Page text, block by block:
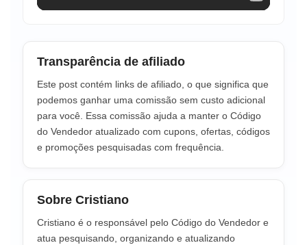
Transparência de afiliado
Este post contém links de afiliado, o que significa que
podemos ganhar uma comissão sem custo adicional
para você. Essa comissão ajuda a manter o Código
do Vendedor atualizado com cupons, ofertas, códigos
e promoções pesquisadas com frequência.
Sobre Cristiano
Cristiano é o responsável pelo Código do Vendedor e
atua pesquisando, organizando e atualizando